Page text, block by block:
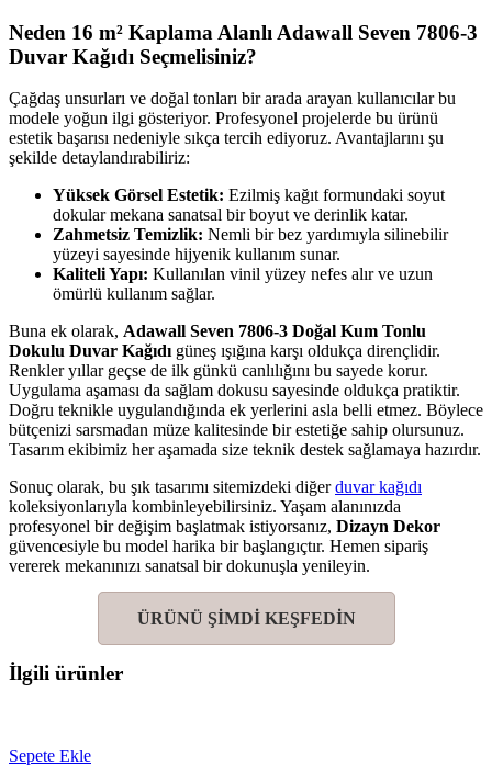
Neden 16 m² Kaplama Alanlı Adawall Seven 7806-3
Duvar Kağıdı Seçmelisiniz?
Çağdaş unsurları ve doğal tonları bir arada arayan kullanıcılar bu
modele yoğun ilgi gösteriyor. Profesyonel projelerde bu ürünü
estetik başarısı nedeniyle sıkça tercih ediyoruz. Avantajlarını şu
şekilde detaylandırabiliriz:
Yüksek Görsel Estetik: Ezilmiş kağıt formundaki soyut
dokular mekana sanatsal bir boyut ve derinlik katar.
Zahmetsiz Temizlik: Nemli bir bez yardımıyla silinebilir
yüzeyi sayesinde hijyenik kullanım sunar.
Kaliteli Yapı: Kullanılan vinil yüzey nefes alır ve uzun
ömürlü kullanım sağlar.
Buna ek olarak, Adawall Seven 7806-3 Doğal Kum Tonlu
Dokulu Duvar Kağıdı güneş ışığına karşı oldukça dirençlidir.
Renkler yıllar geçse de ilk günkü canlılığını bu sayede korur.
Uygulama aşaması da sağlam dokusu sayesinde oldukça pratiktir.
Doğru teknikle uygulandığında ek yerlerini asla belli etmez. Böylece
bütçenizi sarsmadan müze kalitesinde bir estetiğe sahip olursunuz.
Tasarım ekibimiz her aşamada size teknik destek sağlamaya hazırdır.
Sonuç olarak, bu şık tasarımı sitemizdeki diğerduvar kağıdı
koleksiyonlarıyla kombinleyebilirsiniz. Yaşam alanınızda
profesyonel bir değişim başlatmak istiyorsanız, Dizayn Dekor
güvencesiyle bu model harika bir başlangıçtır. Hemen sipariş
vererek mekanınızı sanatsal bir dokunuşla yenileyin.
ÜRÜNÜ ŞİMDİ KEŞFEDİN
İlgili ürünler
Sepete Ekle